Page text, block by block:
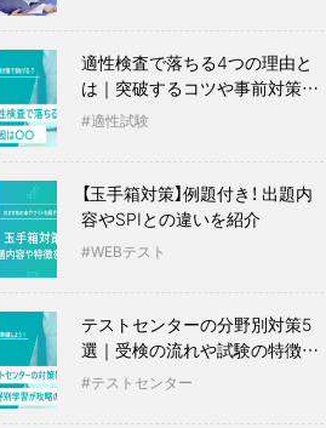
適性検査で落ちる4つの理由と
は｜突破するコツや事前対策も
紹介
適性試験
【玉手箱対策】例題付き！ 出題内
容やSPIとの違いを紹介
WEBテスト
テストセンターの分野別対策5
選｜受検の流れや試験の特徴も
紹介
テストセンター